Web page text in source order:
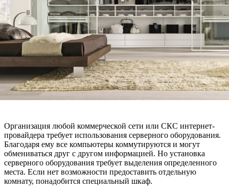
Организация любой коммерческой сети или СКС интернет-
провайдера требует использования серверного оборудования.
Благодаря ему все компьютеры коммутируются и могут
обмениваться друг с другом информацией. Но установка
серверного оборудования требует выделения определенного
места. Если нет возможности предоставить отдельную
комнату, понадобится специальный шкаф.